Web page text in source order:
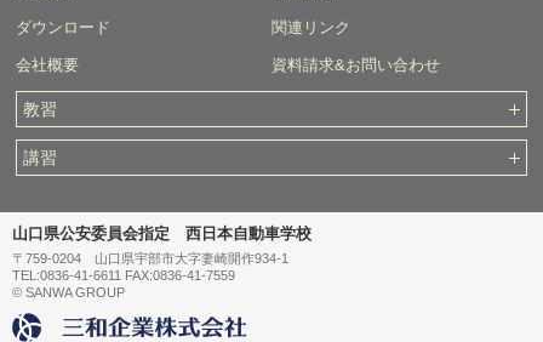
ダウンロード 関連リンク
会社概要 資料請求&お問い合わせ
教習
講習
山口県公安委員会指定 西日本自動車学校
〒759-0204 山口県宇部市大字妻崎開作934-1
TEL:0836-41-6611 FAX:0836-41-7559
© SANWA GROUP